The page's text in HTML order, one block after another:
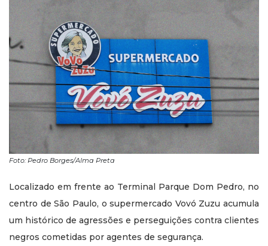
Foto: Pedro Borges/Alma Preta
Localizado em frente ao Terminal Parque Dom Pedro, no
centro de São Paulo, o supermercado Vovó Zuzu acumula
um histórico de agressões e perseguições contra clientes
negros cometidas por agentes de segurança.